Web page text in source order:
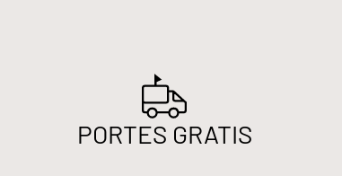
PORTES GRATIS